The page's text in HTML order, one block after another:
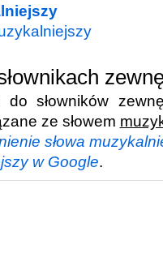
słowników
ze słowem
słowa
w Google.